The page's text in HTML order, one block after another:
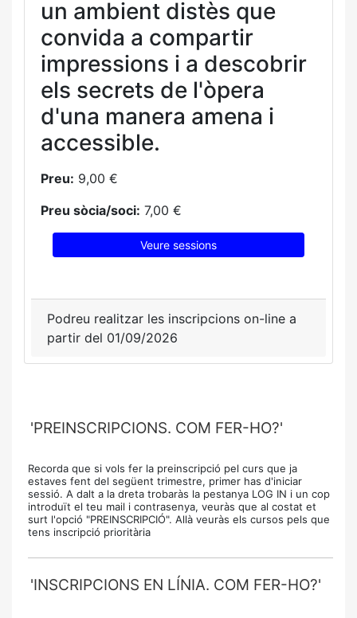
un ambient distès que
convida a compartir
impressions i a descobrir
els secrets de l'òpera
d'una manera amena i
accessible.
Preu: 9,00 €
Preu sòcia/soci: 7,00 €
Veure sessions
Podreu realitzar les inscripcions on-line a
partir del 01/09/2026
'PREINSCRIPCIONS. COM FER-HO?'
Recorda que si vols fer la preinscripció pel curs que ja
estaves fent del següent trimestre, primer has d'iniciar
sessió. A dalt a la dreta trobaràs la pestanya LOG IN i un cop
introduït el teu mail i contrasenya, veuràs que al costat et
surt l'opció "PREINSCRIPCIÓ". Allà veuràs els cursos pels que
tens inscripció prioritària
'INSCRIPCIONS EN LÍNIA. COM FER-HO?'